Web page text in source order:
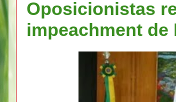
Oposicionistas
impeachment de